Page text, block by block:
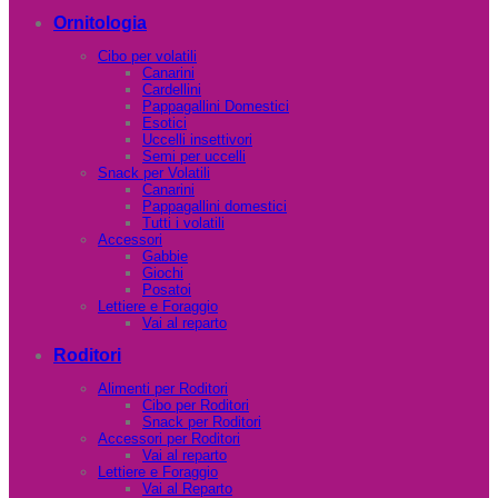
Ornitologia
Cibo per volatili
Canarini
Cardellini
Pappagallini Domestici
Esotici
Uccelli insettivori
Semi per uccelli
Snack per Volatili
Canarini
Pappagallini domestici
Tutti i volatili
Accessori
Gabbie
Giochi
Posatoi
Lettiere e Foraggio
Vai al reparto
Roditori
Alimenti per Roditori
Cibo per Roditori
Snack per Roditori
Accessori per Roditori
Vai al reparto
Lettiere e Foraggio
Vai al Reparto